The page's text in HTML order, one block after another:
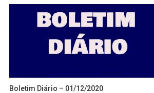
Boletim Diário – 01/12/2020